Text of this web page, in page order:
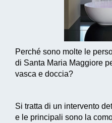
Perché sono molte le
di Santa Maria Maggiore
vasca e doccia?
Si tratta di un intervento
e le principali sono la